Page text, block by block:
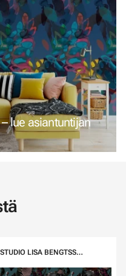
lue asiantuntijan
STUDIO LISA BENGTSSON